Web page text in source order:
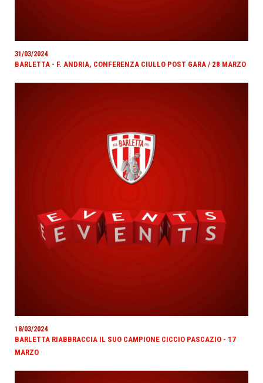
31/03/2024
BARLETTA - F. ANDRIA, CONFERENZA CIULLO POST GARA / 28 MARZO
18/03/2024
BARLETTA RIABBRACCIA IL SUO CAMPIONE CICCIO PASCAZIO - 17
MARZO